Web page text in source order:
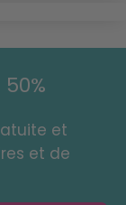
et
et de